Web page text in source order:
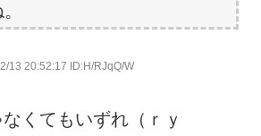
13 20:52:17 ID:H/RJqQ/W
くてもいずれ（ｒｙ